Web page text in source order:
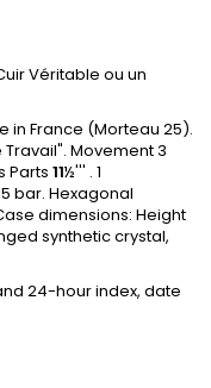
Véritable ou un
in France (Morteau 25).
Movement 3
Parts 11½''' . 1
bar. Hexagonal
dimensions: Height
synthetic crystal,
24-hour index, date